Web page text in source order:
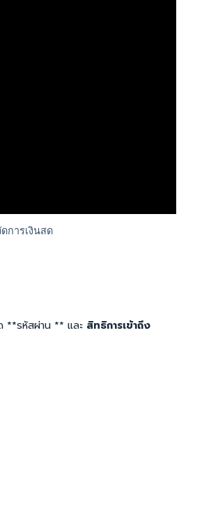
**รหัสผ่าน ** และ สิทธิการเข้าถึง